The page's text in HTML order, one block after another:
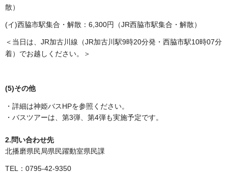
散）
(イ)西脇市駅集合・解散：6,300円（JR西脇市駅集合・解散）
＜当日は、JR加古川線（JR加古川駅9時20分発・西脇市駅10時07分
着）でお越しください。＞
(5)その他
・詳細は神姫バスHPを参照ください。
・バスツアーは、第3弾、第4弾も実施予定です。
2.問い合わせ先
北播磨県民局県民躍動室県民課
TEL：0795-42-9350